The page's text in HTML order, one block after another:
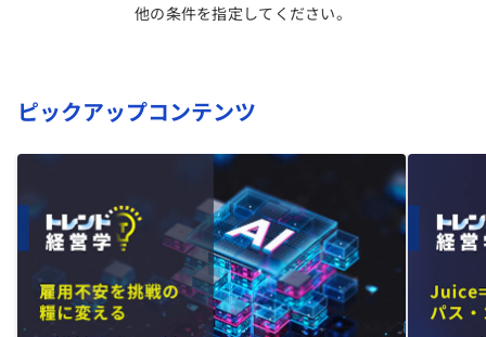
他の条件を指定してください。
ピックアップコンテンツ